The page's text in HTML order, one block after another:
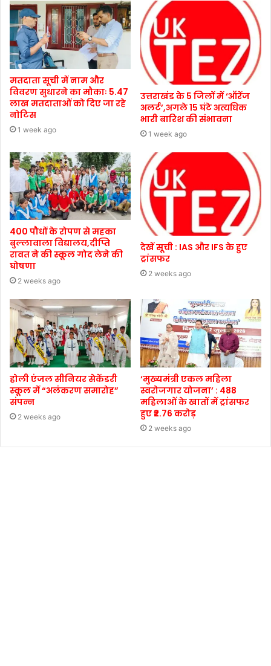
मतदाता सूची में नाम और
विवरण सुधारने का मौकाः 5.47
लाख मतदाताओं को दिए जा रहे
नोटिस
1 week ago
उत्तराखंड के 5 जिलों में ‘ऑरेंज
अलर्ट’,अगले 15 घंटे अत्यधिक
भारी बारिश की संभावना
1 week ago
400 पौधों के रोपण से महका
बुल्लावाला विद्यालय,दीप्ति
रावत ने की स्कूल गोद लेने की
घोषणा
2 weeks ago
देखें सूची : IAS और IFS के हुए
ट्रांसफर
2 weeks ago
होली एंजल सीनियर सेकेंडरी
स्कूल में “अलंकरण समारोह”
संपन्न
2 weeks ago
‘मुख्यमंत्री एकल महिला
स्वरोजगार योजना’ : 488
महिलाओं के खातों में ट्रांसफर
हुए ₹2.76 करोड़
2 weeks ago